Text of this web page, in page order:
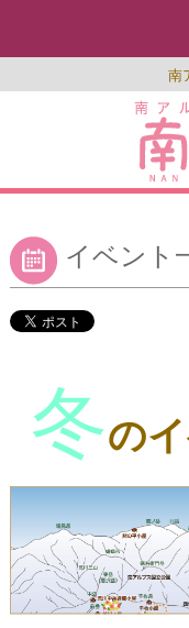
南
イベント
冬の